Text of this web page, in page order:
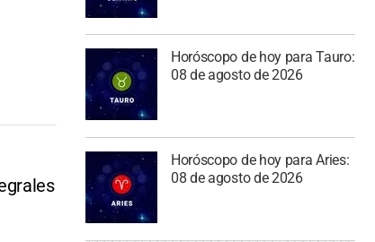
Horóscopo de hoy para Tauro:
08 de agosto de 2026
Horóscopo de hoy para Aries:
08 de agosto de 2026